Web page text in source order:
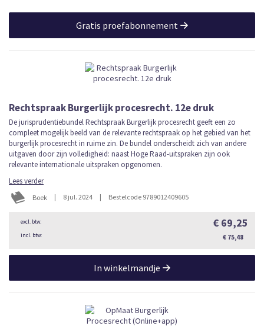
Gratis proefabonnement
Rechtspraak Burgerlijk procesrecht. 12e druk
De jurisprudentiebundel Rechtspraak Burgerlijk procesrecht geeft een zo
compleet mogelijk beeld van de relevante rechtspraak op het gebied van het
burgerlijk procesrecht in ruime zin. De bundel onderscheidt zich van andere
uitgaven door zijn volledigheid: naast Hoge Raad-uitspraken zijn ook
relevante internationale uitspraken opgenomen.
Lees verder
Boek | 8 jul. 2024 | Bestelcode 9789012409605
€ 69,25
€ 75,48
In winkelmandje